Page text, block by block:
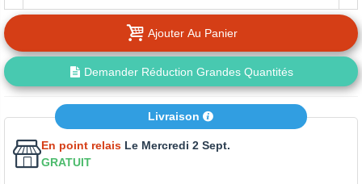
Ajouter Au Panier
Demander Réduction Grandes Quantités
Livraison
En point relais Le Mercredi 2 Sept.
GRATUIT